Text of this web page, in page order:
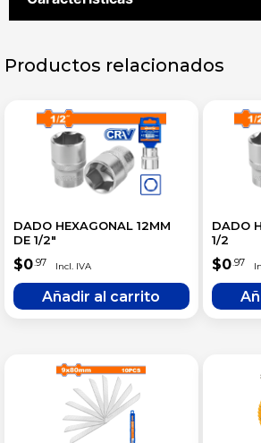
Productos relacionados
DADO HEXAGONAL 12MM
DE 1/2″
$0.97
DADO
1/2
$0.97